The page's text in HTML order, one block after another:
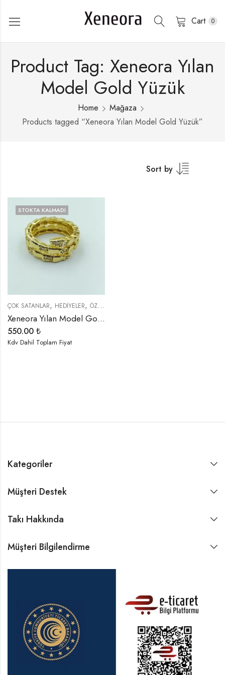
Cart 0
Product Tag: Xeneora Yılan
Model Gold Yüzük
Home
Mağaza
Products tagged “Xeneora Yılan Model Gold Yüzük”
Sort by
STOKTA KALMADI
ÇOK SATANLAR, HEDIYELER, ÖZEL SERİLER
Xeneora Yılan Model Gold Yüzük
550.00 ₺
Kdv Dahil Toplam Fiyat
Kategoriler
Müşteri Destek
Takı Hakkında
Müşteri Bilgilendirme